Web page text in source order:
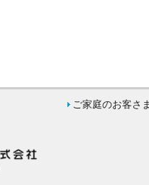
ご家庭のお客さ